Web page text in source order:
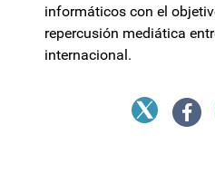
informáticos con el
repercusión mediática
internacional.